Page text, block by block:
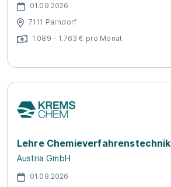
01.09.2026
7111 Parndorf
1.089 - 1.763 € pro Monat
Lehre Chemieverfahrenstechnik
Austria GmbH
01.08.2026